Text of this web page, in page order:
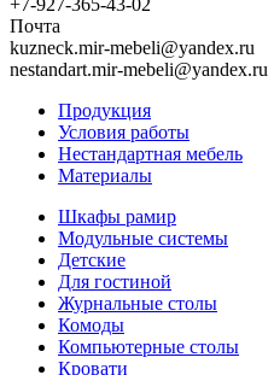
Почта
kuzneck.mir-mebeli@yandex.ru
nestandart.mir-mebeli@yandex.ru
Продукция
Условия работы
Нестандартная мебель
Материалы
Шкафы рамир
Модульные системы
Детские
Для гостиной
Журнальные столы
Комоды
Компьютерные столы
Кровати